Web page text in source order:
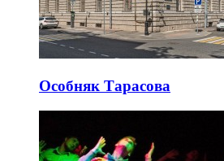
Особняк Тарасова